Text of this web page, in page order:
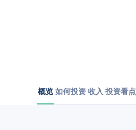
概览 如何投资 收入 投资看点